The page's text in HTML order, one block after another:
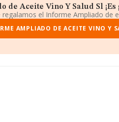
tienen mejor posición:Centro Pilar
están empresas como:
nacional, ha perdido 11.348
mejor posicionadas en el
sin embargo, está por encima de
del 2.265 al 2.349 puesto.
de Aceite Vino Y Salud Sl ¡Es
el Informe Ampliado de
AMPLIADO DE ACEITE VINO Y